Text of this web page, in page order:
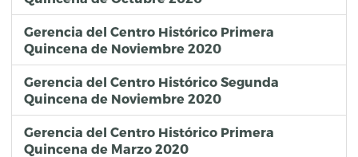
Gerencia del Centro Histórico Primera
Quincena de Noviembre 2020
Gerencia del Centro Histórico Segunda
Quincena de Noviembre 2020
Gerencia del Centro Histórico Primera
Quincena de Marzo 2020